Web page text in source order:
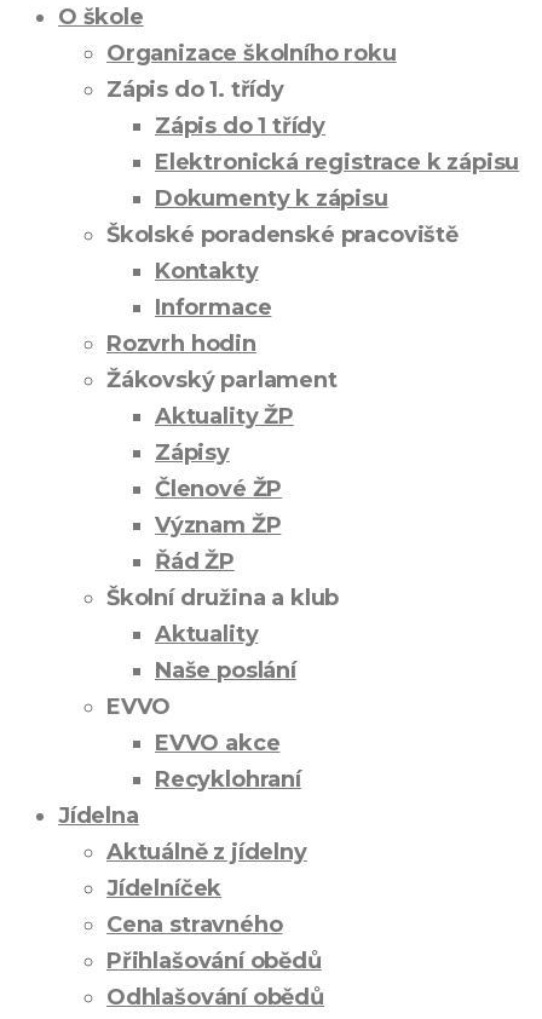
O škole
Organizace školního roku
Zápis do 1. třídy
Zápis do 1 třídy
Elektronická registrace k zápisu
Dokumenty k zápisu
Školské poradenské pracoviště
Kontakty
Informace
Rozvrh hodin
Žákovský parlament
Aktuality ŽP
Zápisy
Členové ŽP
Význam ŽP
Řád ŽP
Školní družina a klub
Aktuality
Naše poslání
EVVO
EVVO akce
Recyklohraní
Jídelna
Aktuálně z jídelny
Jídelníček
Cena stravného
Přihlašování obědů
Odhlašování obědů